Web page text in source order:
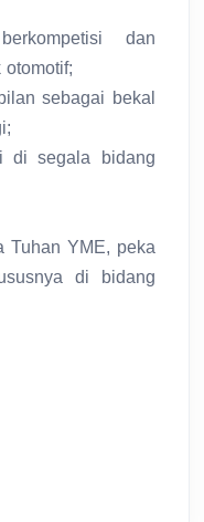
dan
sebagai bekal
di segala bidang
Tuhan YME, peka
di bidang